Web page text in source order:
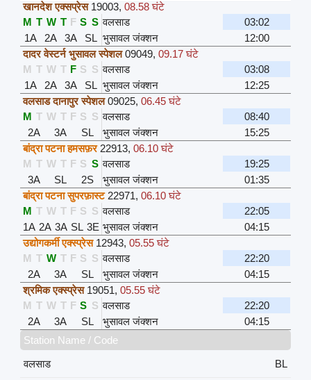
खानदेश एक्सप्रेस 19003,08.58 घंटे
M T W T F S S वलसाड
03:02
1A
2A 3A SL भुसावल जंक्शन
12:00
दादर वेस्टर्न भुसावल स्पेशल 09049,09.17 घंटे
M T W T F S S वलसाड
03:08
1A
2A 3A SL भुसावल जंक्शन
12:25
वलसाड दानापुर स्पेशल 09025,06.45 घंटे
M T W T F S S वलसाड
08:40
2A
3A SL भुसावल जंक्शन
15:25
बांद्रा पटना हमसफ़र 22913,06.10 घंटे
M T W T F S S वलसाड
19:25
3A
SL 2S भुसावल जंक्शन
01:35
बांद्रा पटना सुपरफ़ास्ट 22971,06.10 घंटे
M T W T F S S वलसाड
22:05
1A 2A 3A SL 3E भुसावल जंक्शन
04:15
उद्योगकर्मी एक्स्प्रेस 12943,05.55 घंटे
M T W T F S S वलसाड
22:20
2A
3A SL भुसावल जंक्शन
04:15
श्रमिक एक्स्प्रेस 19051,05.55 घंटे
M T W T F S S वलसाड
22:20
2A
3A SL भुसावल जंक्शन
04:15
Station Name / Code
वलसाड
BL